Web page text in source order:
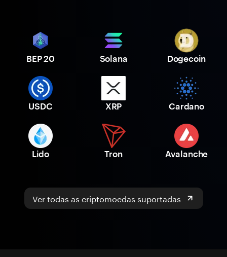
BEP 20 Solana Dogecoin
USDC XRP Cardano
Lido Tron Avalanche
Ver todas as criptomoedas suportadas